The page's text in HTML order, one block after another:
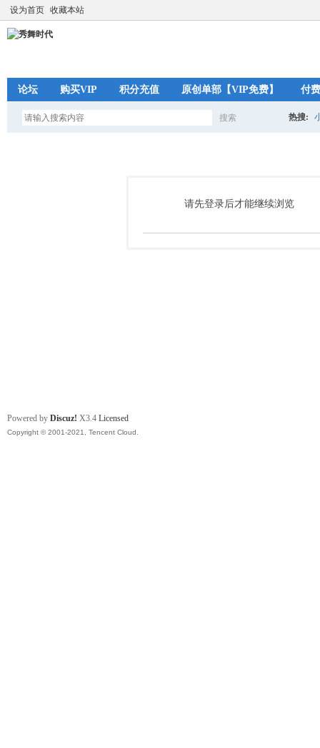
设为首页 收藏本站
论坛 购买VIP 积分充值 原创单部【VIP免费】 付
搜索
索
热搜:
请先登录后才能继续浏览
Powered by Discuz! X3.4 Licensed
Copyright © 2001-2021, Tencent Cloud.